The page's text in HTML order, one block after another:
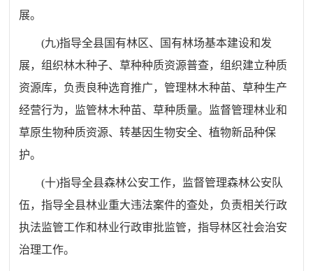
展。
(九)指导全县国有林区、国有林场基本建设和发
展，组织林木种子、草种种质资源普查，组织建立种质
资源库，负责良种选育推广，管理林木种苗、草种生产
经营行为，监管林木种苗、草种质量。监督管理林业和
草原生物种质资源、转基因生物安全、植物新品种保
护。
(十)指导全县森林公安工作，监督管理森林公安队
伍，指导全县林业重大违法案件的查处，负责相关行政
执法监管工作和林业行政审批监管，指导林区社会治安
治理工作。